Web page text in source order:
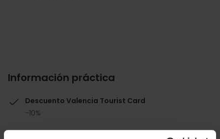
Información práctica
Descuento Valencia Tourist Card
-10%